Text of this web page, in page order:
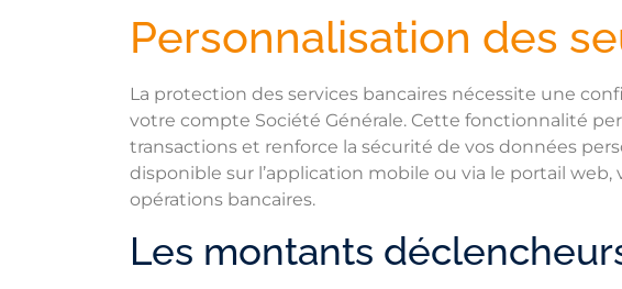
Personnalisation des
La protection des services bancaires nécessite une
votre compte Société Générale. Cette fonctionnalité
transactions et renforce la sécurité de vos données
disponible sur l’application mobile ou via le portail web,
opérations bancaires.
Les montants